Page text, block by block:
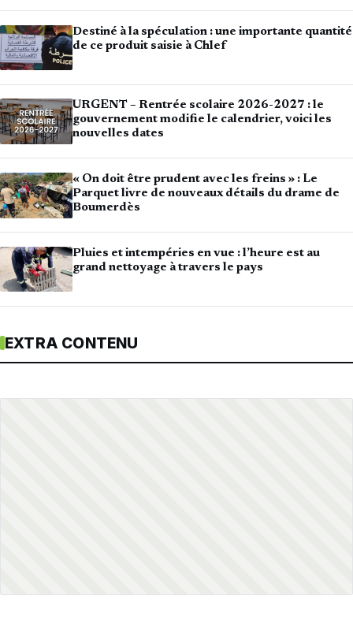
Destiné à la spéculation : une importante quantité
de ce produit saisie à Chlef
URGENT – Rentrée scolaire 2026-2027 : le
gouvernement modifie le calendrier, voici les
nouvelles dates
« On doit être prudent avec les freins » : Le
Parquet livre de nouveaux détails du drame de
Boumerdès
Pluies et intempéries en vue : l’heure est au
grand nettoyage à travers le pays
EXTRA CONTENU